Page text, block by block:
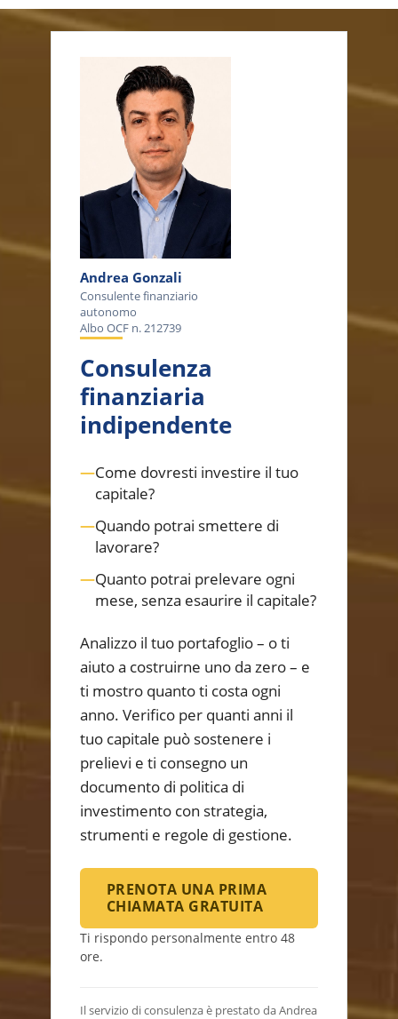
Andrea Gonzali
Consulente finanziario
autonomo
Albo OCF n. 212739
Consulenza
finanziaria
indipendente
—Come dovresti investire il tuo
capitale?
—Quando potrai smettere di
lavorare?
—Quanto potrai prelevare ogni
mese, senza esaurire il capitale?
Analizzo il tuo portafoglio – o ti
aiuto a costruirne uno da zero – e
ti mostro quanto ti costa ogni
anno. Verifico per quanti anni il
tuo capitale può sostenere i
prelievi e ti consegno un
documento di politica di
investimento con strategia,
strumenti e regole di gestione.
PRENOTA UNA PRIMA
CHIAMATA GRATUITA
Ti rispondo personalmente entro 48
ore.
Il servizio di consulenza è prestato da Andrea